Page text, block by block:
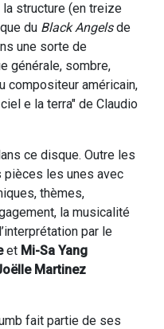
structure (en treize
du Black Angelsde
une sorte de
générale, sombre,
compositeur américain,
e la terra" de Claudio
ce disque. Outre les
pièces les unes avec
thèmes,
la musicalité
par le
et Mi-Sa Yang
Martinez
fait partie de ses